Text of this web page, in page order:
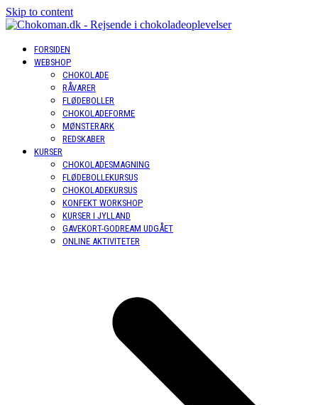
Skip to content
FORSIDEN
WEBSHOP
CHOKOLADE
RÅVARER
FLØDEBOLLER
CHOKOLADEFORME
MØNSTERARK
REDSKABER
KURSER
CHOKOLADESMAGNING
FLØDEBOLLEKURSUS
CHOKOLADEKURSUS
KONFEKT WORKSHOP
KURSER I JYLLAND
GAVEKORT-GODREAM UDGÅET
ONLINE AKTIVITETER